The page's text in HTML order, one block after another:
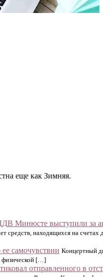
еще как Зимняя.
В Минюсте выступили за
средств, находящихся на
самочувствии Концертный
физической […]
отправленного в